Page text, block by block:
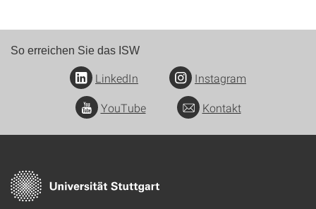
So erreichen Sie das ISW
LinkedIn
Instagram
YouTube
Kontakt